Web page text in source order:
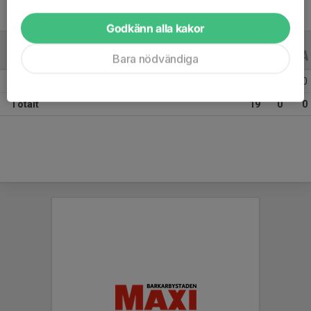
ALLA ÅR
0
Totalt 19 0 0
Godkänn alla kakor
Bara nödvändiga